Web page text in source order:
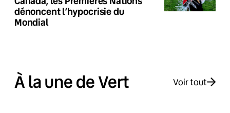
dénoncent l’hypocrisie du
Mondial
À la une de Vert Voir tout